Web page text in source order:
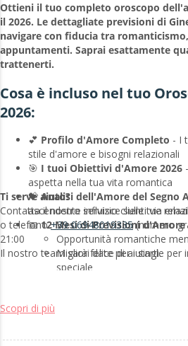
Ottieni il tuo completo oroscopo
il 2026. Le dettagliate previsioni di
navigare con fiducia tra
appuntamenti. Saprai esattamente
trattenerti.
Cosa è incluso nel tuo
2026:
💕 Profilo d'Amore Completo - I
stile d'amore e bisogni relazionali
🎯 I tuoi Obiettivi d'Amore 2026
aspetta nella tua vita romantica
💝Analisi dell'Amore del Segno
ascendente influisce sulle tue
📅12 Mesi di Previsioni
Opportunità romantiche
Migliori date per i single per
speciale
romantico
Ti serve aiuto?
Contatta il nostro servizio clienti via
o telefono+39 06948019335(numero gratuito) -- lun-dom/ 9:00-
21:00
Il nostro team sarà felice di aiutarti.
Scopri di più